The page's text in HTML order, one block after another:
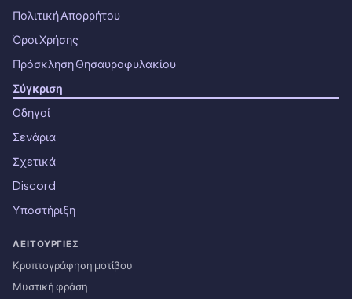
Πολιτική Απορρήτου
Όροι Χρήσης
Πρόσκληση Θησαυροφυλακίου
Σύγκριση
Οδηγοί
Σενάρια
Σχετικά
Discord
Υποστήριξη
ΛΕΙΤΟΥΡΓΊΕΣ
Κρυπτογράφηση μοτίβου
Μυστική φράση